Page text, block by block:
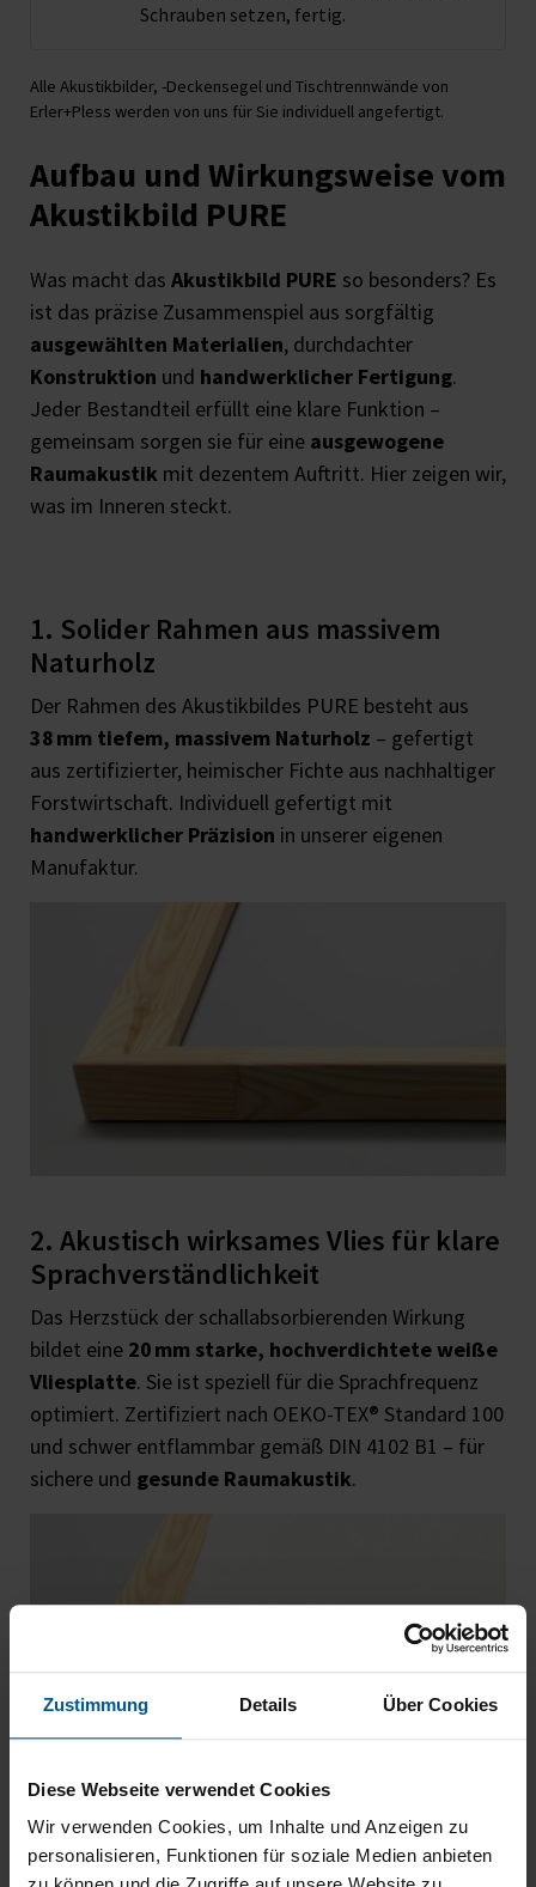
Zustimmung Details Über Cookies
Diese Webseite verwendet Cookies
Wir verwenden Cookies, um Inhalte und Anzeigen zu
personalisieren, Funktionen für soziale Medien anbieten
Schrauben setzen, fertig.
Alle Akustikbilder, -Deckensegel und Tischtrennwände von
Erler+Pless werden von uns für Sie individuell angefertigt.
Aufbau und Wirkungsweise vom
Akustikbild PURE
Was macht das Akustikbild PURE so besonders? Es
ist das präzise Zusammenspiel aus sorgfältig
ausgewählten Materialien, durchdachter
Konstruktion und handwerklicher Fertigung.
Jeder Bestandteil erfüllt eine klare Funktion –
gemeinsam sorgen sie für eine ausgewogene
Raumakustik mit dezentem Auftritt. Hier zeigen wir,
was im Inneren steckt.
1. Solider Rahmen aus massivem
Naturholz
Der Rahmen des Akustikbildes PURE besteht aus
38 mm tiefem, massivem Naturholz – gefertigt
aus zertifizierter, heimischer Fichte aus nachhaltiger
Forstwirtschaft. Individuell gefertigt mit
handwerklicher Präzision in unserer eigenen
Manufaktur.
2. Akustisch wirksames Vlies für klare
Sprachverständlichkeit
Das Herzstück der schallabsorbierenden Wirkung
bildet eine 20 mm starke, hochverdichtete weiße
Vliesplatte. Sie ist speziell für die Sprachfrequenz
optimiert. Zertifiziert nach OEKO-TEX® Standard 100
und schwer entflammbar gemäß DIN 4102 B1 – für
sichere und gesunde Raumakustik.
3. Schalltransparenter Akustikstoff